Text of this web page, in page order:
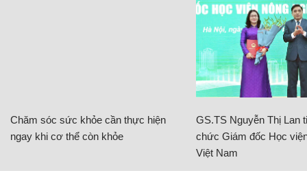
Chăm sóc sức khỏe cần thực hiện
ngay khi cơ thể còn khỏe
GS.TS Nguyễn Thị Lan
chức Giám đốc Học
Việt Nam